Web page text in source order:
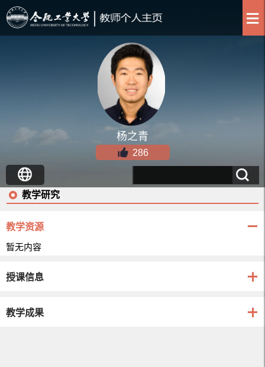
杨之青
286
教学研究
教学资源
暂无内容
授课信息
教学成果